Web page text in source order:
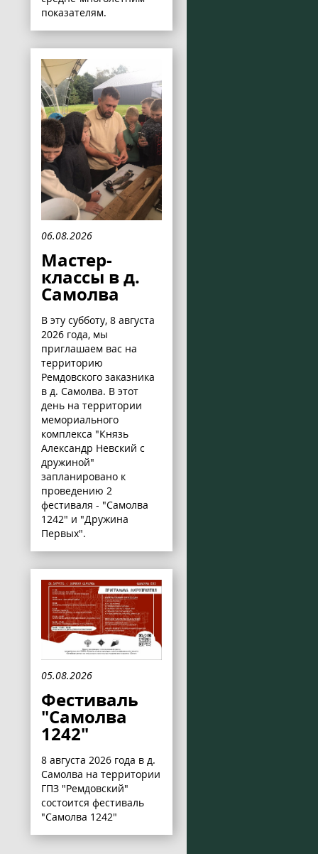
показателям.
06.08.2026
Мастер-
классы в д.
Самолва
В эту субботу, 8 августа
2026 года, мы
приглашаем вас на
территорию
Ремдовского заказника
в д. Самолва. В этот
день на территории
мемориального
комплекса "Князь
Александр Невский с
дружиной"
запланировано к
проведению 2
фестиваля - "Самолва
1242" и "Дружина
Первых".
05.08.2026
Фестиваль
"Самолва
1242"
8 августа 2026 года в д.
Самолва на территории
ГПЗ "Ремдовский"
состоится фестиваль
"Самолва 1242"